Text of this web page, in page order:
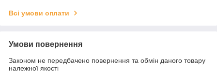
Всі умови оплати
Умови повернення
Законом не передбачено повернення та обмін даного товару
належної якості